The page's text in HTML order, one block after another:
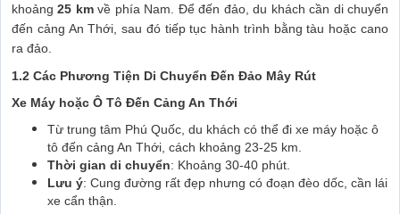
khoảng25 kmvề phía Nam. Để đến đảo, du khách cần di chuyển
đến cảng An Thới, sau đó tiếp tục hành trình bằng tàu hoặc cano
ra đảo.
1.2 Các Phương Tiện Di Chuyển Đến Đảo Mây Rút
Xe Máy hoặc Ô Tô Đến Cảng An Thới
Từ trung tâm Phú Quốc, du khách có thể đi xe máy hoặc ô
tô đến cảng An Thới, cách khoảng 23-25 km.
Thời gian di chuyển: Khoảng 30-40 phút.
Lưu ý: Cung đường rất đẹp nhưng có đoạn đèo dốc, cần lái
xe cẩn thận.